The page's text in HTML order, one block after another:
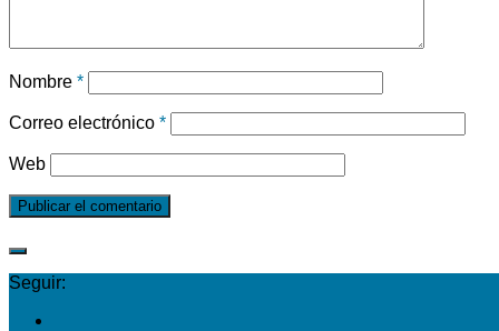
Nombre *
Correo electrónico *
Web
Seguir: